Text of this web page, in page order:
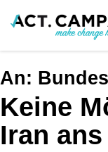
An:
Keine
Iran ans